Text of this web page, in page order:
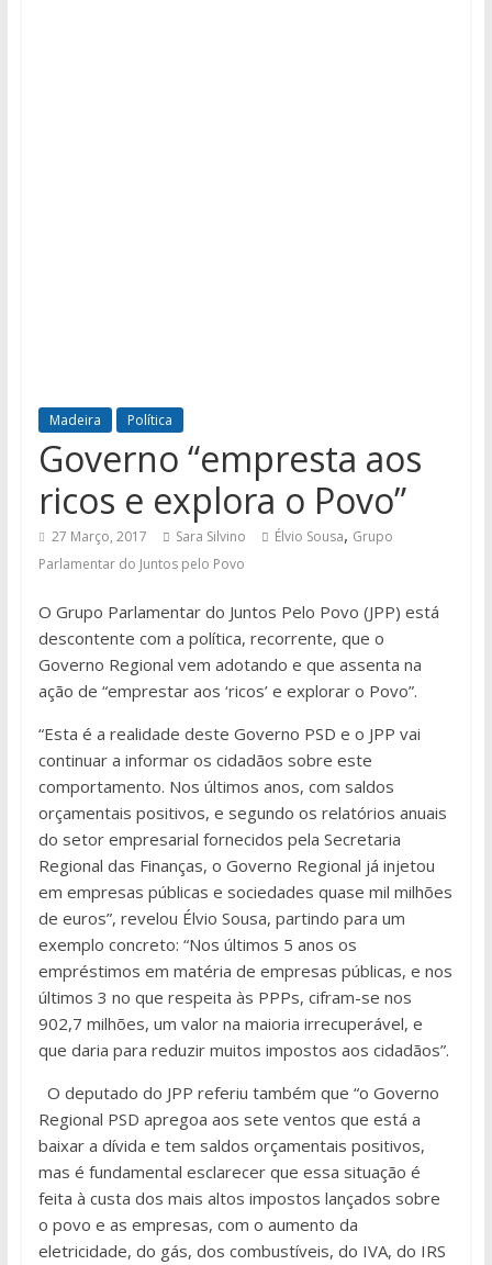
Madeira Política
Governo “empresta aos
ricos e explora o Povo”
27 Março, 2017 Sara Silvino Élvio Sousa, Grupo
Parlamentar do Juntos pelo Povo
O Grupo Parlamentar do Juntos Pelo Povo (JPP) está
descontente com a política, recorrente, que o
Governo Regional vem adotando e que assenta na
ação de “emprestar aos ‘ricos’ e explorar o Povo”.
“Esta é a realidade deste Governo PSD e o JPP vai
continuar a informar os cidadãos sobre este
comportamento. Nos últimos anos, com saldos
orçamentais positivos, e segundo os relatórios anuais
do setor empresarial fornecidos pela Secretaria
Regional das Finanças, o Governo Regional já injetou
em empresas públicas e sociedades quase mil milhões
de euros”, revelou Élvio Sousa, partindo para um
exemplo concreto: “Nos últimos 5 anos os
empréstimos em matéria de empresas públicas, e nos
últimos 3 no que respeita às PPPs, cifram-se nos
902,7 milhões, um valor na maioria irrecuperável, e
que daria para reduzir muitos impostos aos cidadãos”.
O deputado do JPP referiu também que “o Governo
Regional PSD apregoa aos sete ventos que está a
baixar a dívida e tem saldos orçamentais positivos,
mas é fundamental esclarecer que essa situação é
feita à custa dos mais altos impostos lançados sobre
o povo e as empresas, com o aumento da
eletricidade, do gás, dos combustíveis, do IVA, do IRS